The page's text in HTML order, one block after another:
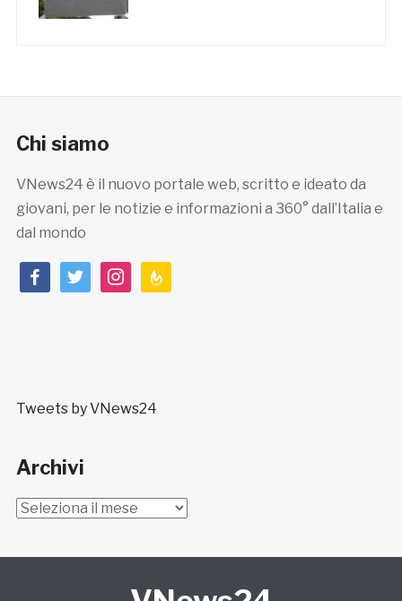
Chi siamo
VNews24 è il nuovo portale web, scritto e ideato da
giovani, per le notizie e informazioni a 360° dall’Italia e
dal mondo
facebooktwitterinstagramfeedburner
Tweets by VNews24
Archivi
Archivi